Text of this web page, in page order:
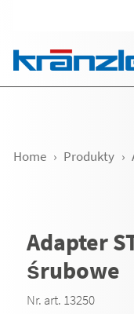
Home Produkty
Adapter
śrubowe
Nr. art. 13250